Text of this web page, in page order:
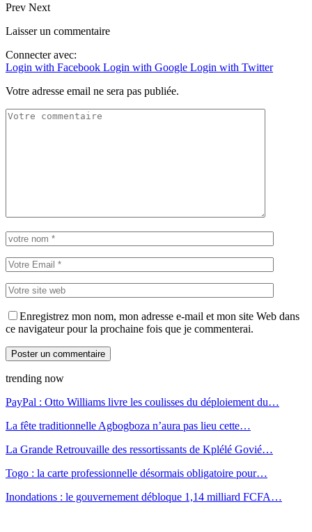
Prev Next
Laisser un commentaire
Connecter avec:
Login with Facebook Login with Google Login with Twitter
Votre adresse email ne sera pas publiée.
Enregistrez mon nom, mon adresse e-mail et mon site Web dans
ce navigateur pour la prochaine fois que je commenterai.
trending now
PayPal : Otto Williams livre les coulisses du déploiement du…
La fête traditionnelle Agbogboza n’aura pas lieu cette…
La Grande Retrouvaille des ressortissants de Kplélé Govié…
Togo : la carte professionnelle désormais obligatoire pour…
Inondations : le gouvernement débloque 1,14 milliard FCFA…